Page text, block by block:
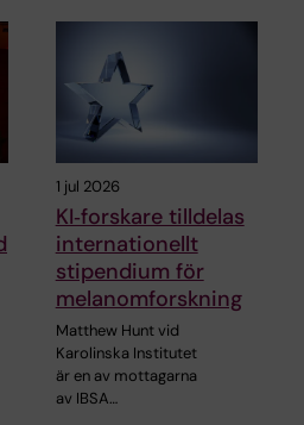
1 jul 2026
KI‑forskare tilldelas
internationellt
stipendium för
melanomforskning
Matthew Hunt vid
Karolinska Institutet
är en av mottagarna
av IBSA…